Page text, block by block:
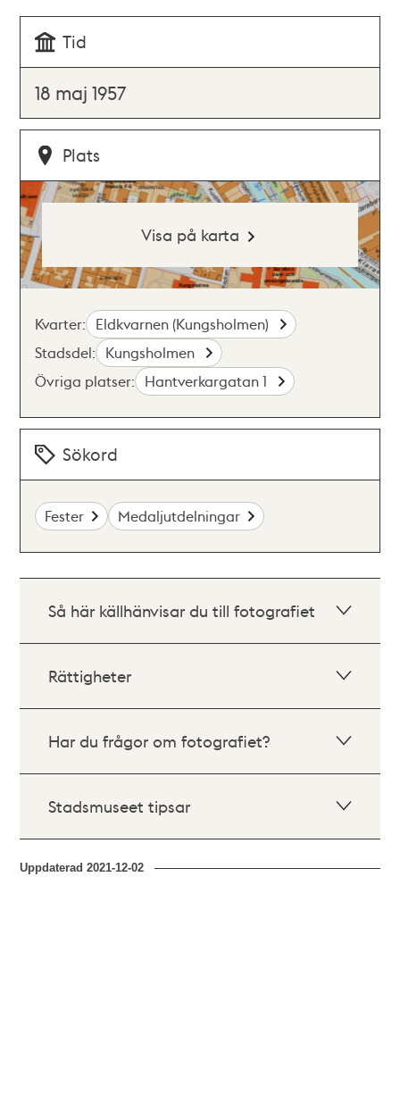
Tid
18 maj 1957
Plats
Visa på karta
Kvarter: Eldkvarnen (Kungsholmen)
Stadsdel: Kungsholmen
Övriga platser: Hantverkargatan 1
Sökord
Fester Medaljutdelningar
Så här källhänvisar du till fotografiet
Rättigheter
Har du frågor om fotografiet?
Stadsmuseet tipsar
Uppdaterad2021-12-02